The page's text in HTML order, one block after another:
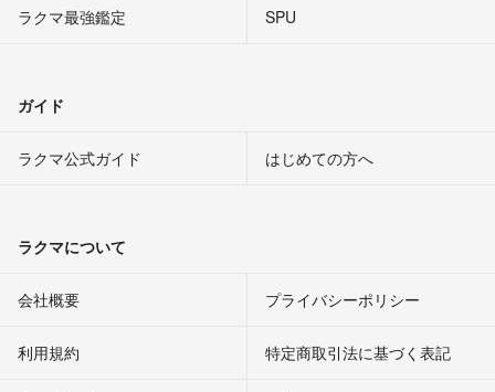
ラクマ最強鑑定
SPU
ガイド
ラクマ公式ガイド はじめての方へ
ラクマについて
会社概要 プライバシーポリシー
利用規約 特定商取引法に基づく表記